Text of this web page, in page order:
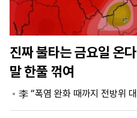
진짜 불타는 금요일 온
말 한풀 꺾여
李 “폭염 완화 때까지 전방위